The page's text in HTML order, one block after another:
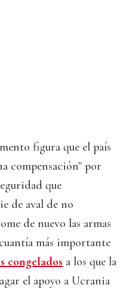
figura que el país
compensación" por
que
de aval de no
de nuevo las armas
más importante
congelados a los que la
el apoyo a Ucrania